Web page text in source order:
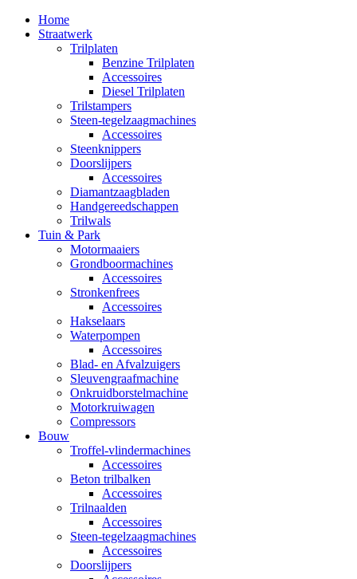
Home
Straatwerk
Trilplaten
Benzine Trilplaten
Accessoires
Diesel Trilplaten
Trilstampers
Steen-tegelzaagmachines
Accessoires
Steenknippers
Doorslijpers
Accessoires
Diamantzaagbladen
Handgereedschappen
Trilwals
Tuin & Park
Motormaaiers
Grondboormachines
Accessoires
Stronkenfrees
Accessoires
Hakselaars
Waterpompen
Accessoires
Blad- en Afvalzuigers
Sleuvengraafmachine
Onkruidborstelmachine
Motorkruiwagen
Compressors
Bouw
Troffel-vlindermachines
Accessoires
Beton trilbalken
Accessoires
Trilnaalden
Accessoires
Steen-tegelzaagmachines
Accessoires
Doorslijpers